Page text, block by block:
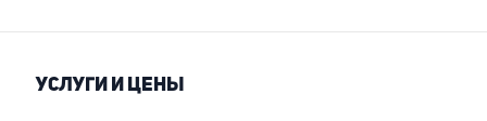
УСЛУГИ И ЦЕНЫ